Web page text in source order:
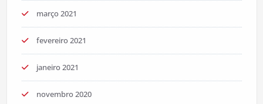
março 2021
fevereiro 2021
janeiro 2021
novembro 2020